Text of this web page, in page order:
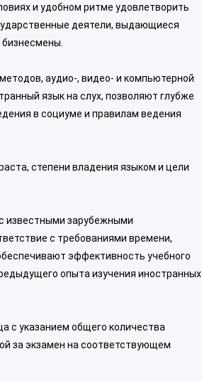
и удобном ритме удовлетворить
деятели, выдающиеся
аудио-, видео- и компьютерной
язык на слух, позволяют глубже
в социуме и правилам ведения
степени владения языком и цели
известными зарубежными
с требованиями времени,
эффективность учебного
опыта изучения иностранных
с указанием общего количества
за экзамен на соответствующем